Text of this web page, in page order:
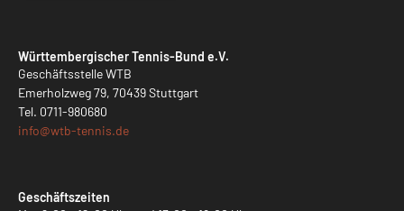
Württembergischer Tennis-Bund e.V.
Geschäftsstelle WTB
Emerholzweg 79, 70439 Stuttgart
Tel. 0711-980680
info@wtb-tennis.de
Geschäftszeiten